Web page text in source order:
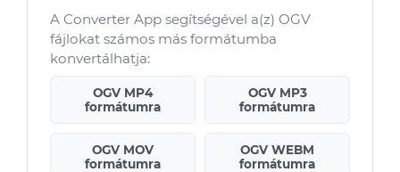
A Converter App segítségével a(z) OGV
fájlokat számos más formátumba
konvertálhatja:
OGV MP4
formátumra
OGV MP3
formátumra
OGV MOV
formátumra
OGV WEBM
formátumra